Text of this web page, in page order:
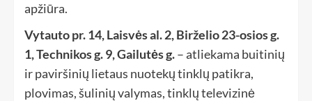
apžiūra.
Vytauto pr. 14, Laisvės al. 2, Birželio 23-osios g.
1, Technikos g. 9, Gailutės g.– atliekama buitinių
ir paviršinių lietaus nuotekų tinklų patikra,
plovimas, šulinių valymas, tinklų televizinė